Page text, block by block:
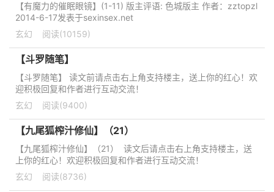
【有魔力的催眠眼镜】(1-11) 版主评语: 色城版主 作者：zztopzl
2014-6-17发表于sexinsex.net
玄幻
阅读(10159)
【斗罗随笔】
【斗罗随笔】 读文前请点击右上角支持楼主，送上你的红心！欢
迎积极回复和作者进行互动交流！
玄幻
阅读(9400)
【九尾狐榨汁修仙】（21）
【九尾狐榨汁修仙】（21） 读文后请点击右上角支持楼主，送
上你的红心！欢迎积极回复和作者进行互动交流！
玄幻
阅读(8736)